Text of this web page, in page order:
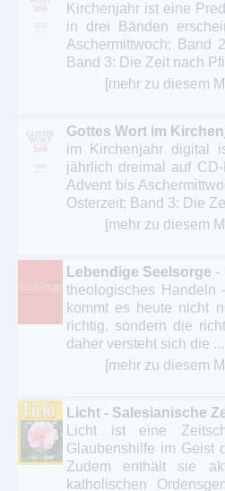
Kirchenjahr ist eine
in drei Bänden
Aschermittwoch; Band
Band 3: Die Zeit nach
[mehr zu diesem
Gottes Wort im
im Kirchenjahr digital
jährlich dreimal auf
Advent bis
Osterzeit; Band 3: Die
[mehr zu diesem
Lebendige Seelsorge -
theologisches Handeln
kommt es heute nicht
richtig, sondern die
daher versteht sich die ...
[mehr zu diesem
Licht - Salesianische
Licht ist eine
Glaubenshilfe im Geist
Zudem enthält sie
katholischen